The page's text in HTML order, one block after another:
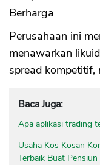
Berharga
Perusahaan ini
menawarkan
spread kompetitif,
Baca Juga:
Apa aplikasi trading
Usaha Kos Kosan
Terbaik Buat Pensiun